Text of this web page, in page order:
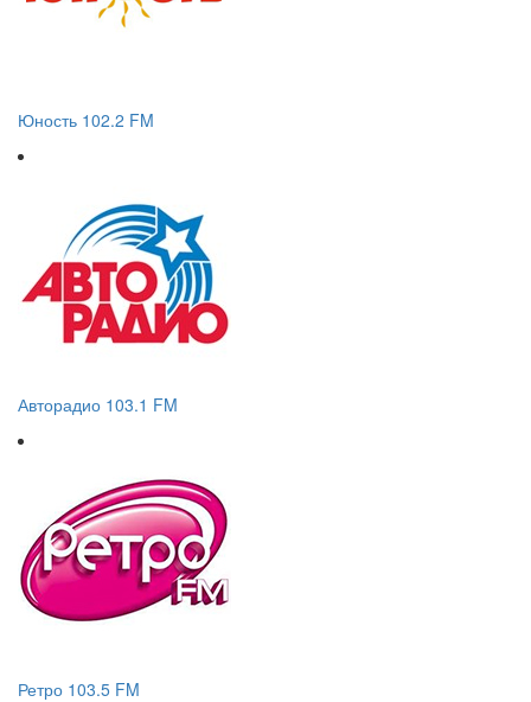
Юность 102.2 FM
Авторадио 103.1 FM
Ретро 103.5 FM